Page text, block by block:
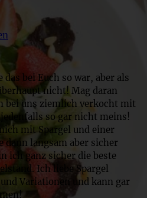
bei Euch so war, aber als
nicht! Mag daran
bei uns ziemlich verkocht mit
so gar nicht meins!
mit Spargel und einer
dann langsam aber sicher
ich ganz sicher die beste
Ich liebe Spargel
Variationen und kann gar